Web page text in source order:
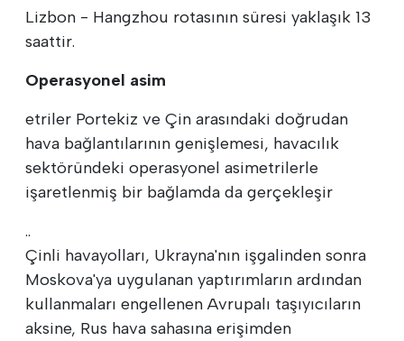
Lizbon - Hangzhou rotasının süresi yaklaşık 13
saattir.
Operasyonel asim
etriler Portekiz ve Çin arasındaki doğrudan
hava bağlantılarının genişlemesi, havacılık
sektöründeki operasyonel asimetrilerle
işaretlenmiş bir bağlamda da gerçekleşir
..
Çinli havayolları, Ukrayna'nın işgalinden sonra
Moskova'ya uygulanan yaptırımların ardından
kullanmaları engellenen Avrupalı taşıyıcıların
aksine, Rus hava sahasına erişimden